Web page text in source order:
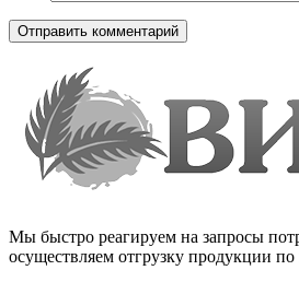
Мы быстро реагируем на запросы
осуществляем отгрузку продукции